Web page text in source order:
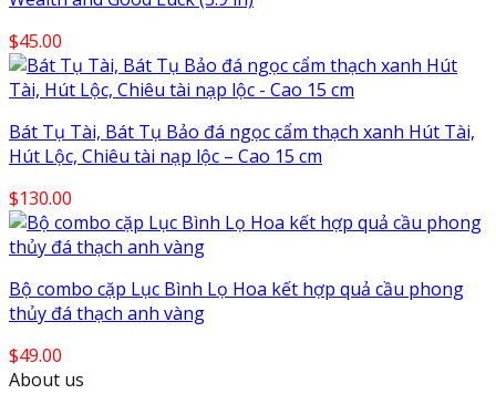
$45.00
Bát Tụ Tài, Bát Tụ Bảo đá ngọc cẩm thạch xanh Hút Tài,
Hút Lộc, Chiêu tài nạp lộc – Cao 15 cm
$130.00
Bộ combo cặp Lục Bình Lọ Hoa kết hợp quả cầu phong
thủy đá thạch anh vàng
$49.00
About us